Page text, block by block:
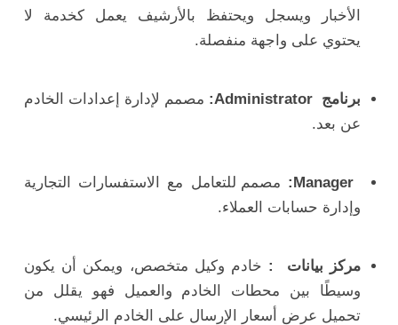
الأخبار ويسجل ويحتفظ بالأرشيف يعمل كخدمة لا
يحتوي على واجهة منفصلة.
برنامج Administrator:
مصمم لإدارة إعدادات الخادم
عن بعد.
Manager:
مصمم للتعامل مع الاستفسارات التجارية
وإدارة حسابات العملاء.
مركز بيانات : خادم وكيل متخصص، ويمكن أن يكون
وسيطًا بين محطات الخادم والعميل فهو يقلل من
تحميل عرض أسعار الإرسال على الخادم الرئيسي.